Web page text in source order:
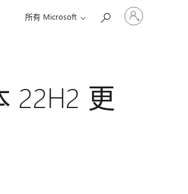
所有 Microsoft
登
入
22H2 更